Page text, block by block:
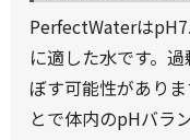
PerfectWaterは
に適した水です。
ぼす可能性があり
とで体内のpHバラ